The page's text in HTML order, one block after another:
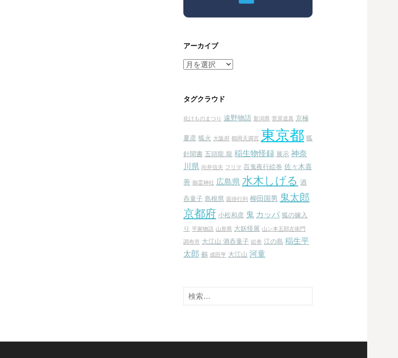
アーカイブ
ア
イ
タグクラウド
化けものまつり 遠野物語 新潟県 菅原道真 京極
夏彦 狐火 大阪府 鶴岡天満宮 東京都 狐
針聞書 五頭龍.龍 稲生物怪録 展示 神奈
川県 向井信夫 フリマ 百鬼夜行絵巻 佐々木喜
善 御霊神社 広島県 水木しげる 酒
呑童子 島根県 面掛行列 柳田国男 鬼太郎
京都府 小松和彦 鬼 カッパ 狐の嫁入
り 平家物語 山形県 大妖怪展 山ン本五郎左衛門
調布市 大江山 酒呑童子 絵巻 江の島 稲生平
太郎 鵺 成田亨 大江山 河童
検
索: